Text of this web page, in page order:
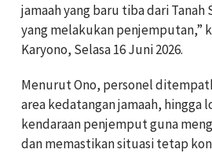
jamaah yang baru tiba dari
yang melakukan penjemputan,”
Karyono, Selasa 16 Juni 2026.
Menurut Ono, personel
area kedatangan jamaah, hingga
kendaraan penjemput guna
dan memastikan situasi tetap